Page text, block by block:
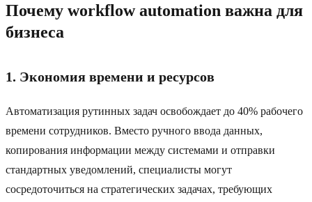
Почему workflow automation важна для
бизнеса
1. Экономия времени и ресурсов
Автоматизация рутинных задач освобождает до 40% рабочего
времени сотрудников. Вместо ручного ввода данных,
копирования информации между системами и отправки
стандартных уведомлений, специалисты могут
сосредоточиться на стратегических задачах, требующих